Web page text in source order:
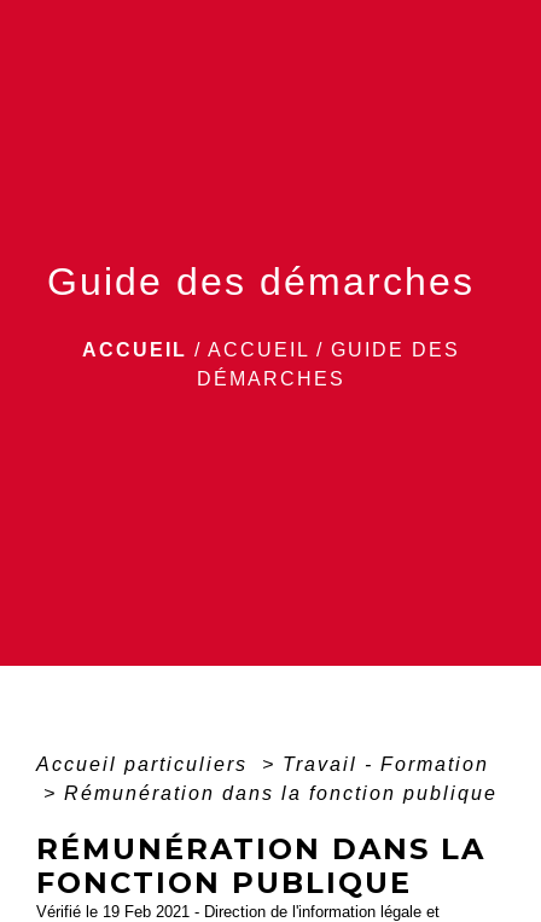
Guide des démarches
ACCUEIL / ACCUEIL / GUIDE DES
DÉMARCHES
Accueil particuliers > Travail - Formation
> Rémunération dans la fonction publique
RÉMUNÉRATION DANS LA
FONCTION PUBLIQUE
Vérifié le 19 Feb 2021 - Direction de l'information légale et